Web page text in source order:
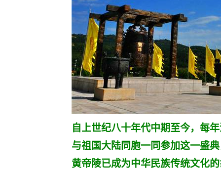
自上世纪八十年代中期至今，每
与祖国大陆同胞一同参加这一盛
黄帝陵已成为中华民族传统文化